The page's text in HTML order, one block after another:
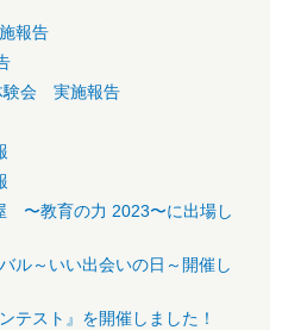
報告
験会 実施報告
〜教育の力 2023〜に出場し
ル～いい出会いの日～開催し
テスト』を開催しました！